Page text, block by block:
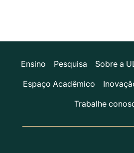
Ensino Pesquisa Sobre a
Espaço Acadêmico
Trabalhe